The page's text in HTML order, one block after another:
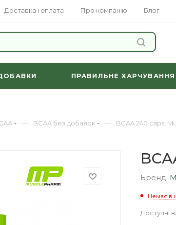
Доставка і оплата Про компанію Блог
ПРАВИЛЬНЕ ХАРЧУВАННЯ
— BCAA без добавок — BCAA 240 caps,
Бренд:
Немає в
Доступні